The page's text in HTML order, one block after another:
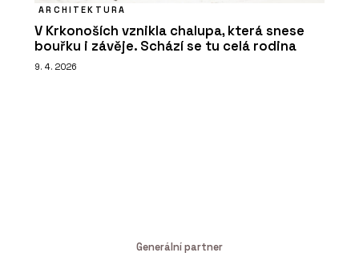
ARCHITEKTURA
V Krkonoších vznikla chalupa, která snese
bouřku i závěje. Schází se tu celá rodina
9. 4. 2026
Generální partner